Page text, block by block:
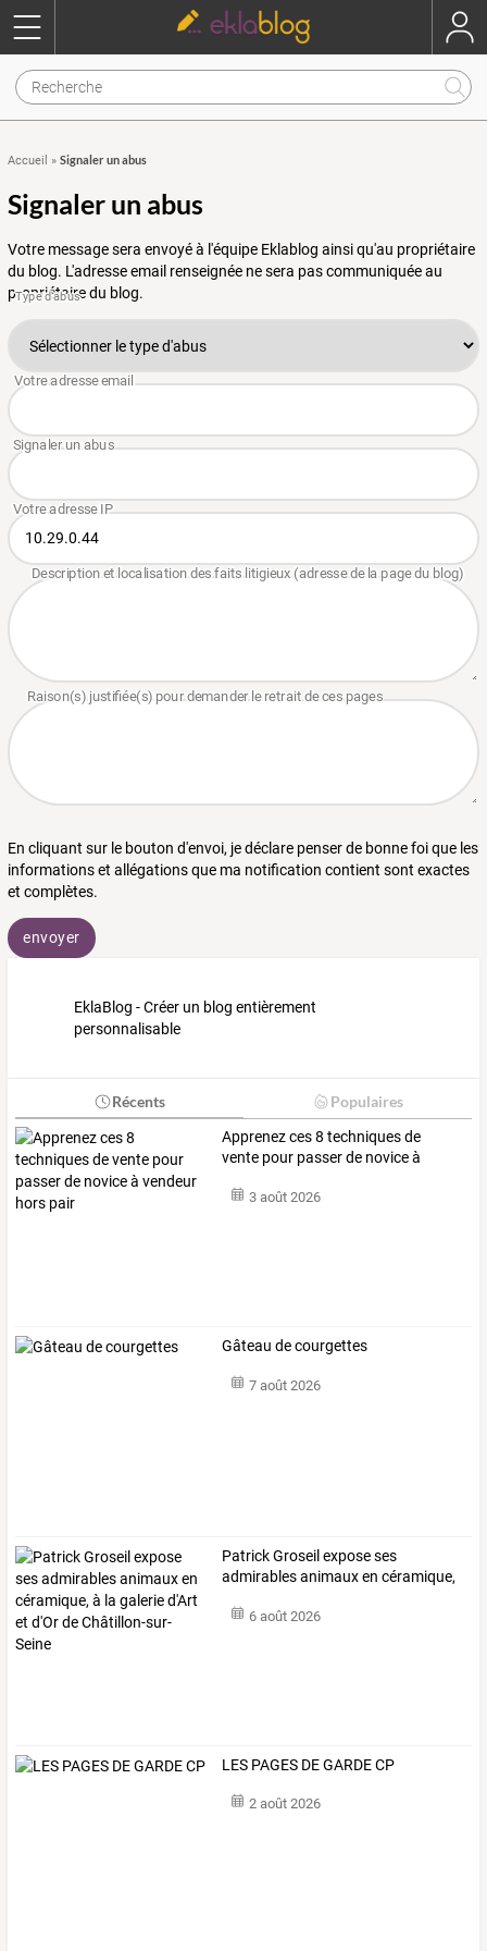
Accueil » Signaler un abus
Signaler un abus
Votre message sera envoyé à l'équipe Eklablog ainsi qu'au propriétaire
du blog. L'adresse email renseignée ne sera pas communiquée au
propriétaire du blog.
En cliquant sur le bouton d'envoi, je déclare penser de bonne foi que les
informations et allégations que ma notification contient sont exactes
et complètes.
envoyer
EklaBlog - Créer un blog entièrement
personnalisable
Récents Populaires
Apprenezces8 techniquesde
vente pour passerde noviceà
3 août 2026
Gâteau de courgettes
7 août 2026
PatrickGroseil exposeses
admirablesanimauxen céramique,
6 août 2026
LES PAGES DE GARDE CP
2 août 2026